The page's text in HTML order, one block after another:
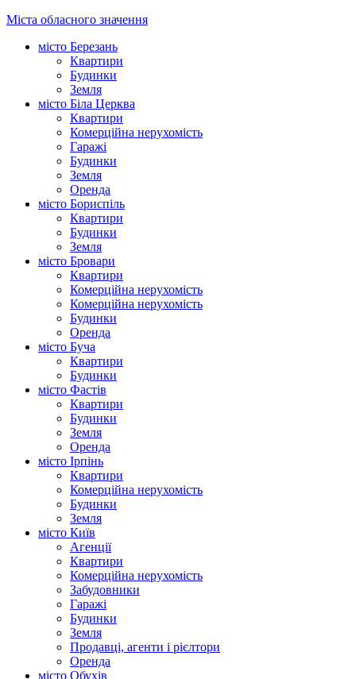
Міста обласного значення
місто Березань
Квартири
Будинки
Земля
місто Біла Церква
Квартири
Комерційна нерухомість
Гаражі
Будинки
Земля
Оренда
місто Бориспіль
Квартири
Будинки
Земля
місто Бровари
Квартири
Комерційна нерухомість
Комерційна нерухомість
Будинки
Оренда
місто Буча
Квартири
Будинки
місто Фастів
Квартири
Будинки
Земля
Оренда
місто Ірпінь
Квартири
Комерційна нерухомість
Будинки
Земля
місто Київ
Агенції
Квартири
Комерційна нерухомість
Забудовники
Гаражі
Будинки
Земля
Продавці, агенти і рієлтори
Оренда
місто Обухів